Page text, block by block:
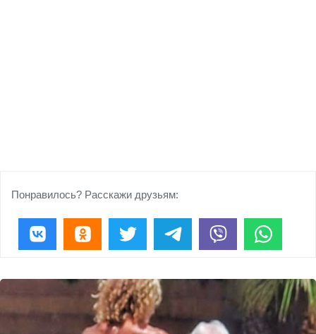
Понравилось? Расскажи друзьям: